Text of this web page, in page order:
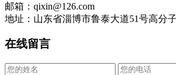
邮箱：qixin@126.com
地址：山东省淄博市鲁泰大道51号高分
在线留言